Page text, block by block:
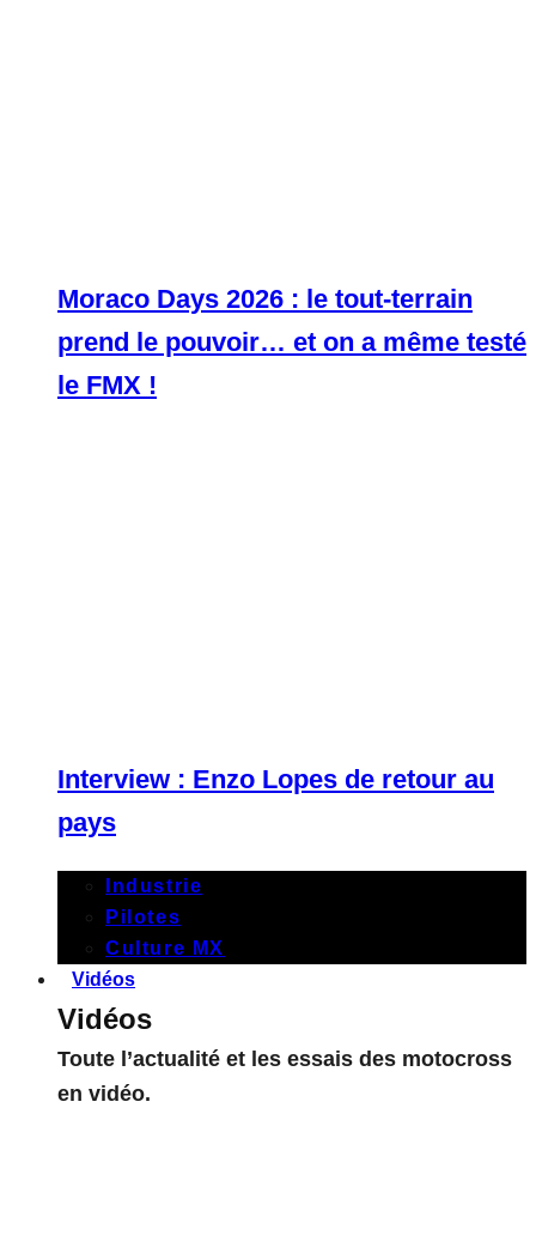
Moraco Days 2026 : le tout-terrain
prend le pouvoir… et on a même testé
le FMX !
Interview : Enzo Lopes de retour au
pays
Industrie
Pilotes
Culture MX
Vidéos
Vidéos
Toute l’actualité et les essais des motocross
en vidéo.